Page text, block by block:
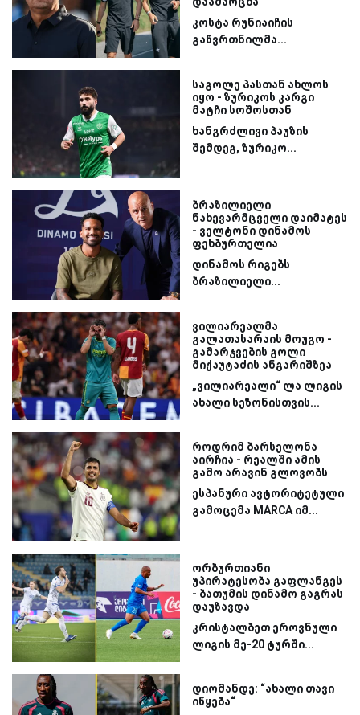
კოსტა რუნიაიჩის
გაწვრთნილმა...
საგოლე პასთან ახლოს
იყო - ზურიკოს კარგი
მატჩი სოშოსთან
ხანგრძლივი პაუზის
შემდეგ, ზურიკო...
ბრაზილიელი
ნახევარმცველი დაიმატეს
- ველტონი დინამოს
ფეხბურთელია
დინამოს რიგებს
ბრაზილიელი...
ვილიარეალმა
გალათასარაის მოუგო -
გამარჯვების გოლი
მიქაუტაძის ანგარიშზეა
„ვილიარეალი“ ლა ლიგის
ახალი სეზონისთვის...
როდრიმ ბარსელონა
აირჩია - რეალში ამის
გამო არავინ გლოვობს
ესპანური ავტორიტეტული
გამოცემა MARCA იმ...
ორბურთიანი
უპირატესობა გაფლანგეს
- ბათუმის დინამო გაგრას
დაუზავდა
კრისტალბეთ ეროვნული
ლიგის მე-20 ტურში...
დიომანდე: “ახალი თავი
იწყება“